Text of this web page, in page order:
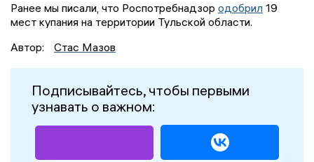
Ранее мы писали, что Роспотребнадзор одобрил 19
мест купания на территории Тульской области.
Автор:
Стас Мазов
Подписывайтесь, чтобы первыми
узнавать о важном: